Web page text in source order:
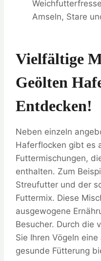
Amseln, Stare
Vielfältige
Geölten
Entdecken!
Neben einzeln
Haferflocken gibt es
Futtermischungen,
enthalten. Zum
Streufutter und der
Futtermix. Diese
ausgewogene
Besucher. Durch die
Sie Ihren Vögeln
gesunde Fütterung